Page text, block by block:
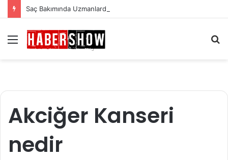
Saç Bakımında Uzmanlardan Gelen En Önemli İpuçları
Menü
Akciğer Kanseri
nedir